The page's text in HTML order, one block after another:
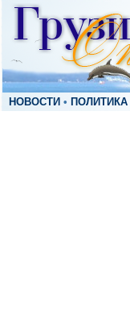
НОВОСТИ • ПОЛИТИКА